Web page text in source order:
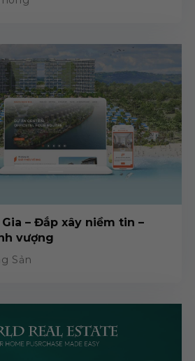
Sản
– Đắp xây niềm tin –
vượng